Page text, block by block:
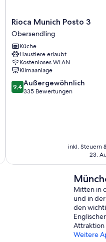
Rioca
Munich
Posto
3
Obersendling
Rioca Munich Posto 3
Obersendling
Küche
Haustiere erlaubt
Kostenloses WLAN
Klimaanlage
9.4
von
9,4 Außergewöhnlich
335 Bewertungen
inkl. Steuern
23.
Mitten in
und in
den
Attraktion
Weitere